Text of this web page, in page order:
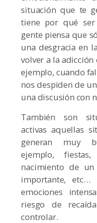
situación que te
tiene por qué
gente piensa que
una desgracia en
volver a la
ejemplo, cuando
nos despiden de
una discusión con
También son
activas aquellas
generan muy
ejemplo, fiestas,
nacimiento de
importante, etc…
emociones
riesgo de
controlar.